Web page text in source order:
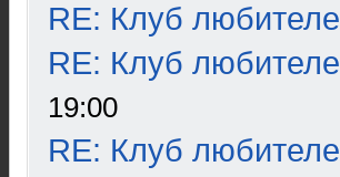
RE: Клуб
RE: Клуб
19:00
RE: Клуб